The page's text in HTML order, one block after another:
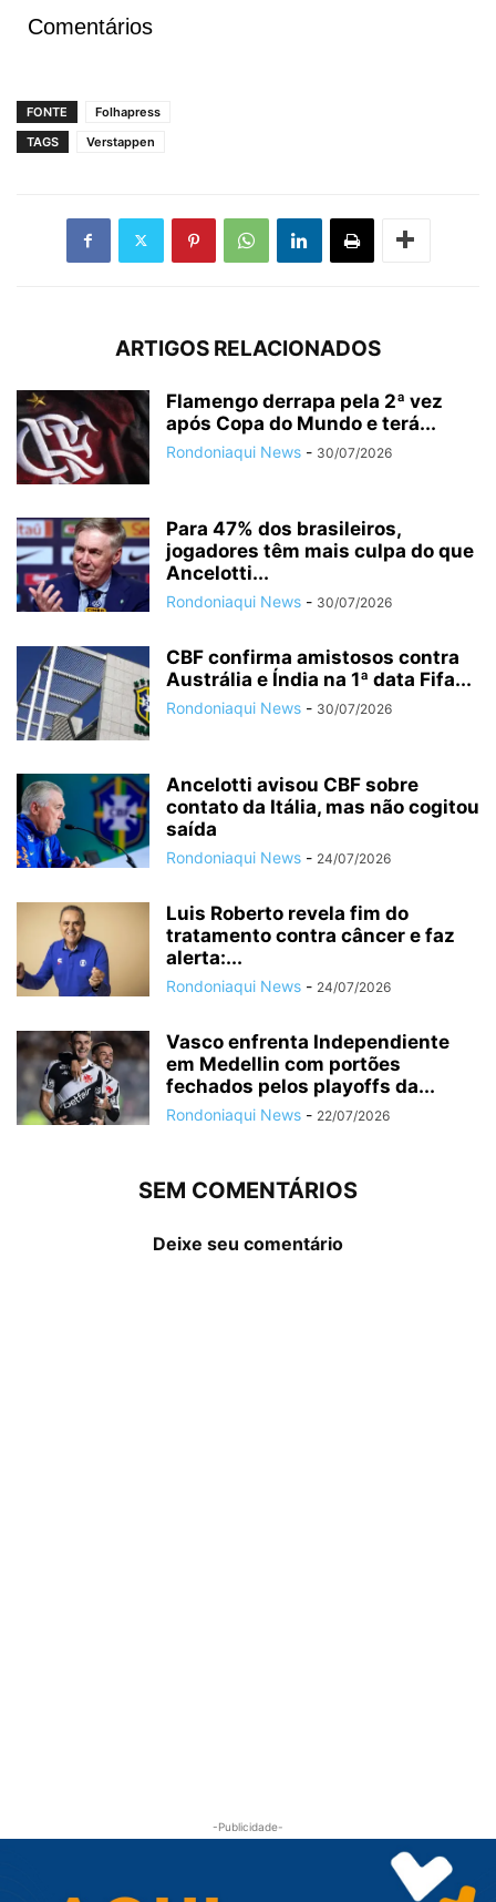
Comentários
FONTE
Folhapress
TAGS
Verstappen
ARTIGOS RELACIONADOS
Flamengo derrapa pela 2ª vez
após Copa do Mundo e terá...
Rondoniaqui News - 30/07/2026
Para 47% dos brasileiros,
jogadores têm mais culpa do que
Ancelotti...
Rondoniaqui News - 30/07/2026
CBF confirma amistosos contra
Austrália e Índia na 1ª data Fifa...
Rondoniaqui News - 30/07/2026
Ancelotti avisou CBF sobre
contato da Itália, mas não cogitou
saída
Rondoniaqui News - 24/07/2026
Luis Roberto revela fim do
tratamento contra câncer e faz
alerta:...
Rondoniaqui News - 24/07/2026
Vasco enfrenta Independiente
em Medellin com portões
fechados pelos playoffs da...
Rondoniaqui News - 22/07/2026
SEM COMENTÁRIOS
Deixe seu comentário
-Publicidade-